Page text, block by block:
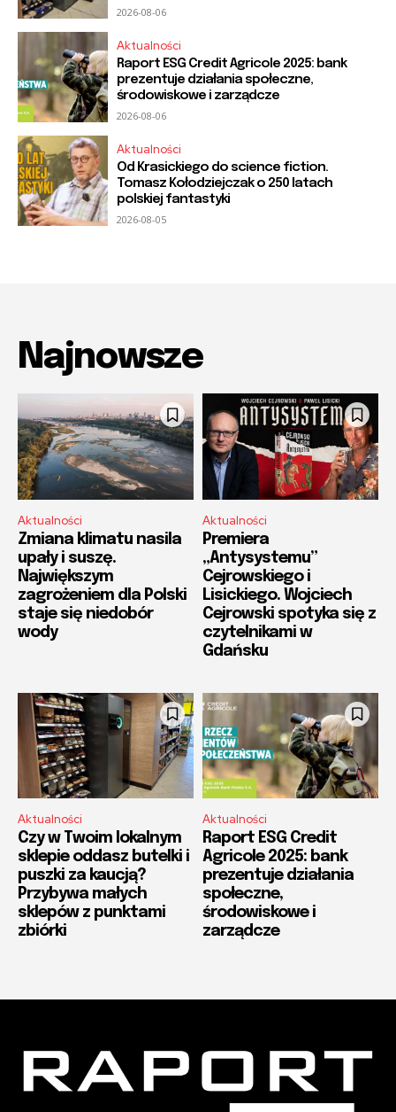
2026-08-06
Aktualności
Raport ESG Credit Agricole 2025: bank
prezentuje działania społeczne,
środowiskowe i zarządcze
2026-08-06
Aktualności
Od Krasickiego do science fiction.
Tomasz Kołodziejczak o 250 latach
polskiej fantastyki
2026-08-05
Najnowsze
Aktualności
Zmiana klimatu nasila
upały i suszę.
Największym
zagrożeniem dla Polski
staje się niedobór
wody
Aktualności
Premiera
„Antysystemu”
Cejrowskiego i
Lisickiego. Wojciech
Cejrowski spotyka się z
czytelnikami w
Gdańsku
Aktualności
Czy w Twoim lokalnym
sklepie oddasz butelki i
puszki za kaucją?
Przybywa małych
sklepów z punktami
zbiórki
Aktualności
Raport ESG Credit
Agricole 2025: bank
prezentuje działania
społeczne,
środowiskowe i
zarządcze